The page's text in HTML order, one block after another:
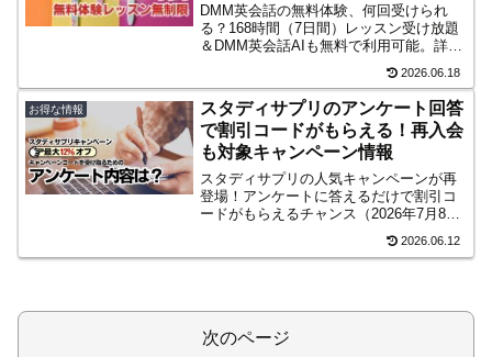
DMM英会話の無料体験、何回受けられ
る？168時間（7日間）レッスン受け放題
＆DMM英会話AIも無料で利用可能。詳細
2026.06.18
お得な情報
スタディサプリのアンケート回答
で割引コードがもらえる！再入会
も対象キャンペーン情報
スタディサプリの人気キャンペーンが再
登場！アンケートに答えるだけで割引コ
ードがもらえるチャンス（2026年7月8日
2026.06.12
次のページ